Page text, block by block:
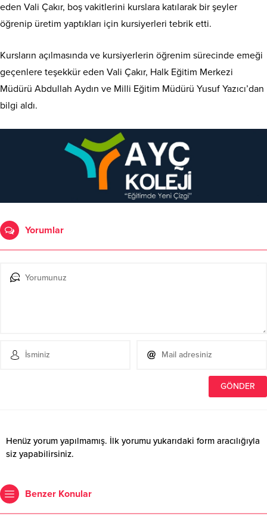
eden Vali Çakır, boş vakitlerini kurslara katılarak bir şeyler
öğrenip üretim yaptıkları için kursiyerleri tebrik etti.
Kursların açılmasında ve kursiyerlerin öğrenim sürecinde emeği
geçenlere teşekkür eden Vali Çakır, Halk Eğitim Merkezi
Müdürü Abdullah Aydın ve Milli Eğitim Müdürü Yusuf Yazıcı’dan
bilgi aldı.
Yorumlar
Henüz yorum yapılmamış. İlk yorumu yukarıdaki form aracılığıyla
siz yapabilirsiniz.
Benzer Konular